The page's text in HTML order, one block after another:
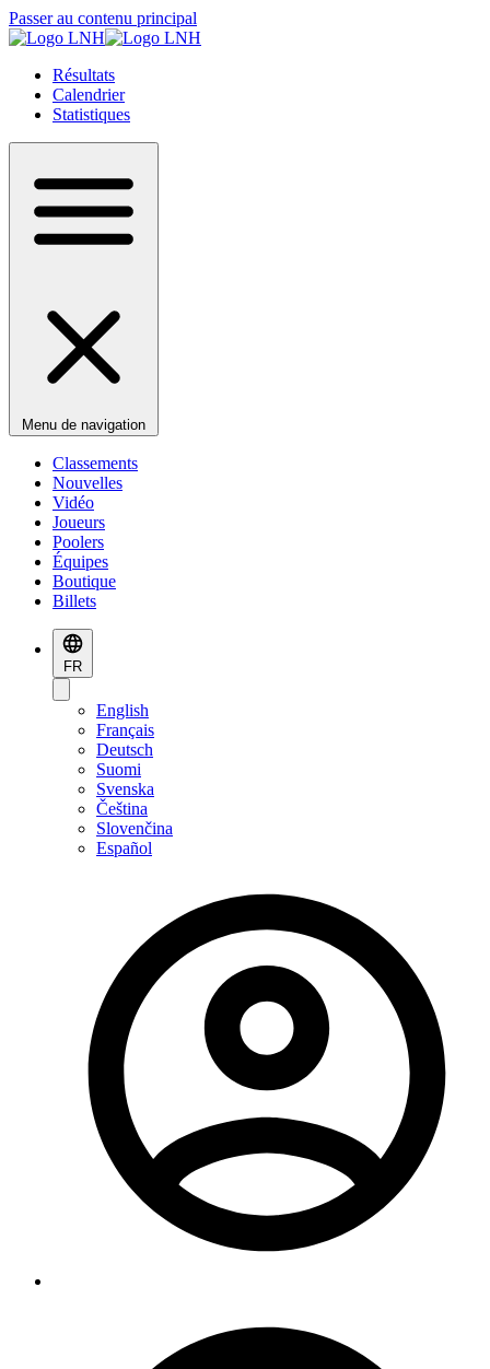
Passer au contenu principal
Résultats
Calendrier
Statistiques
Menu de navigation
Classements
Nouvelles
Vidéo
Joueurs
Poolers
Équipes
Boutique
Billets
FR
English
Français
Deutsch
Suomi
Svenska
Čeština
Slovenčina
Español